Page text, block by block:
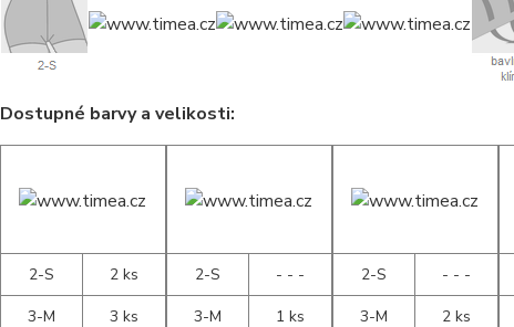
Dostupné barvy a velikosti:
2-S
2 ks
3-M
3 ks
2-S
- - -
3-M
1 ks
2-S
- - -
3-M
2 ks